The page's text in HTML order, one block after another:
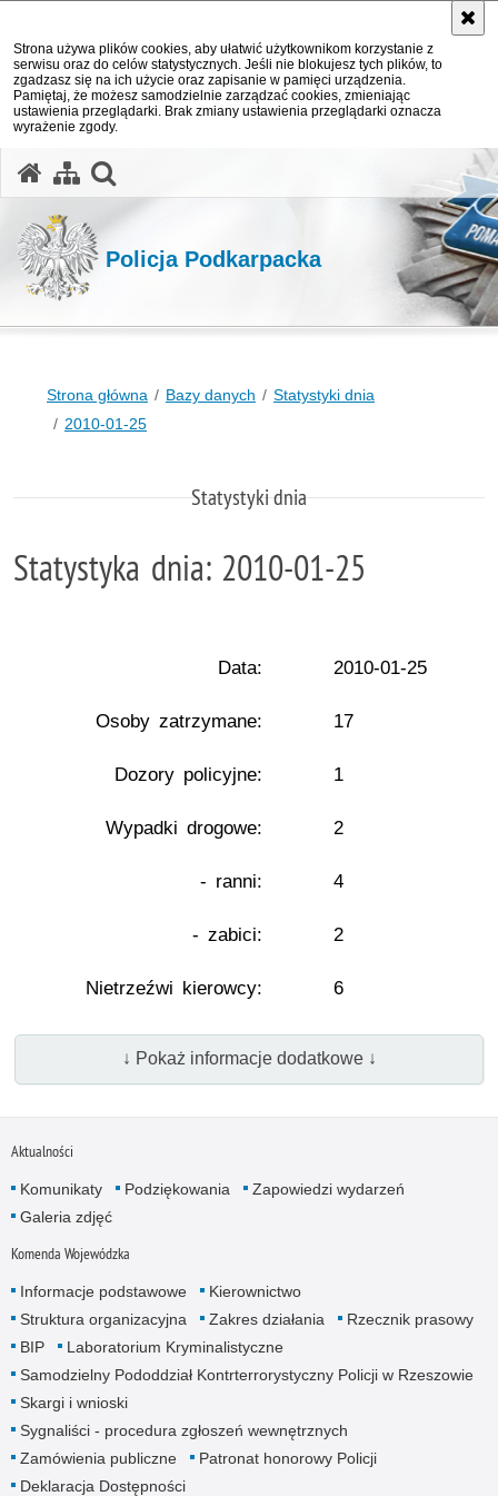
Strona używa plików cookies, aby ułatwić użytkownikom korzystanie z
serwisu oraz do celów statystycznych. Jeśli nie blokujesz tych plików, to
zgadzasz się na ich użycie oraz zapisanie w pamięci urządzenia.
Pamiętaj, że możesz samodzielnie zarządzać cookies, zmieniając
ustawienia przeglądarki. Brak zmiany ustawienia przeglądarki oznacza
wyrażenie zgody.
Policja Podkarpacka
Strona główna Bazy danych
Statystyki dnia
2010-01-25
Statystyki dnia
Statystyka dnia: 2010-01-25
Data: 2010-01-25
Osoby zatrzymane: 17
Dozory policyjne: 1
Wypadki drogowe: 2
- ranni: 4
- zabici: 2
Nietrzeźwi kierowcy: 6
↓ Pokaż informacje dodatkowe ↓
Aktualności
Komunikaty Podziękowania
Zapowiedzi wydarzeń
Galeria zdjęć
Komenda Wojewódzka
Informacje podstawowe
Kierownictwo
Struktura organizacyjna
Zakres działania
Rzecznik prasowy
BIP
Laboratorium Kryminalistyczne
Samodzielny Pododdział Kontrterrorystyczny Policji w Rzeszowie
Skargi i wnioski
Sygnaliści - procedura zgłoszeń wewnętrznych
Zamówienia publiczne
Patronat honorowy Policji
Deklaracja Dostępności